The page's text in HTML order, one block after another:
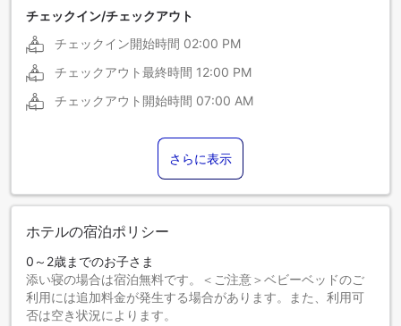
チェックイン/チェックアウト
チェックイン開始時間 02:00 PM
チェックアウト最終時間 12:00 PM
チェックアウト開始時間 07:00 AM
さらに表示
ホテルの宿泊ポリシー
0～2歳までのお子さま
添い寝の場合は宿泊無料です。＜ご注意＞ベビーベッドのご
利用には追加料金が発生する場合があります。また、利用可
否は空き状況によります。